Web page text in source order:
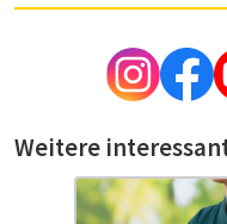
Weitere